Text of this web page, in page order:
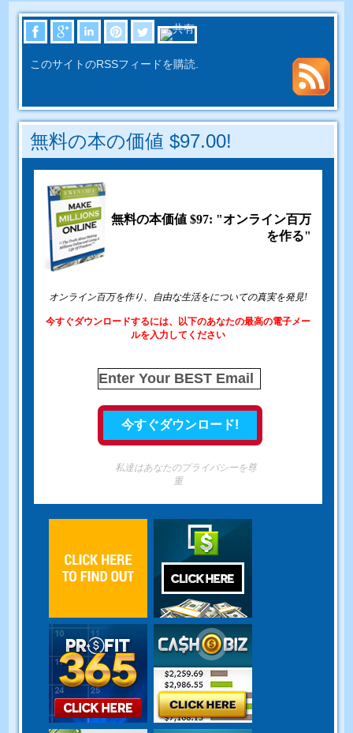
このサイトのRSSフィードを購読.
無料の本の価値 $97.00!
無料の本価値 $97: "オンライン百万
を作る"
オンライン百万を作り、自由な生活をについての真実を発見!
今すぐダウンロードするには、以下のあなたの最高の電子メー
ルを入力してください
私達はあなたのプライバシーを尊
重